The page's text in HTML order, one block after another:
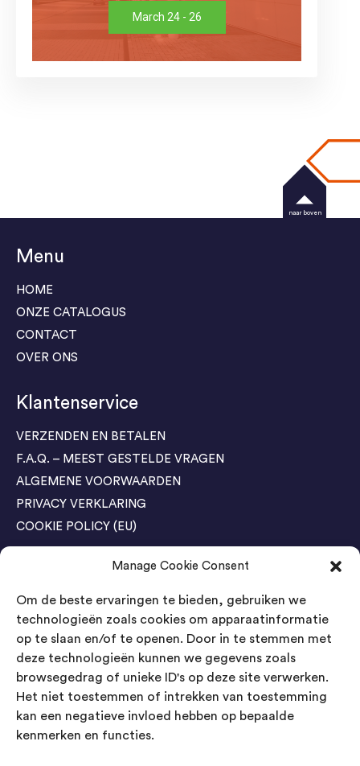
Manage Cookie Consent
Om de beste ervaringen te bieden, gebruiken we
technologieën zoals cookies om apparaatinformatie
op te slaan en/of te openen. Door in te stemmen met
deze technologieën kunnen we gegevens zoals
browsegedrag of unieke ID's op deze site verwerken.
Het niet toestemmen of intrekken van toestemming
kan een negatieve invloed hebben op bepaalde
kenmerken en functies.
March 24 - 26
Menu
HOME
ONZE CATALOGUS
CONTACT
OVER ONS
Klantenservice
VERZENDEN EN BETALEN
F.A.Q. – MEEST GESTELDE VRAGEN
ALGEMENE VOORWAARDEN
PRIVACY VERKLARING
COOKIE POLICY (EU)
Agenda Trade Shows
04-05 November / SVG FAIR Winterswijk
Bestel GRATIS kaarten
24-26 March / IAW Trade Fair - Cologne
Bestel GRATIS kaarten
Contact
naar boven